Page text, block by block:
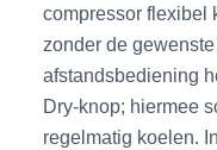
compressor flexibel
zonder de
afstandsbediening
Dry-knop; hiermee
regelmatig koelen.